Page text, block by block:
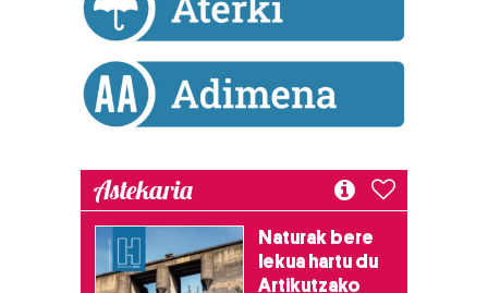
baliatzen gara. Ohar hau onartuz gero, teknologia hori
Astekaria
Naturak bere
lekua hartu du
Artikutzako